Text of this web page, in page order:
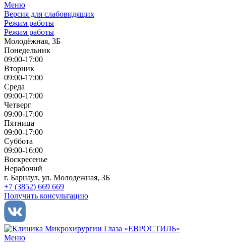
Меню
Версия для слабовидящих
Режим работы
Режим работы
Молодёжная, 3Б
Понедельник
09:00-17:00
Вторник
09:00-17:00
Среда
09:00-17:00
Четверг
09:00-17:00
Пятница
09:00-17:00
Суббота
09:00-16:00
Воскресенье
Нерабочий
г. Барнаул, ул. Молодежная, 3Б
+7 (3852) 669 669
Получить консультацию
Меню